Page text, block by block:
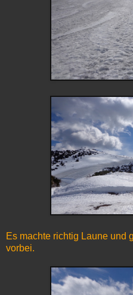
Es machte richtig Laune und
vorbei.